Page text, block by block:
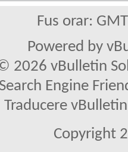
Fus orar:
Powered by
2026 vBulletin
Search Engine
Traducere
Copyright